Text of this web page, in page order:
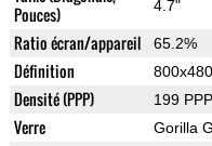
Pouces)
4.7"
Ratio écran/appareil 65.2%
Définition 800x480
Densité (PPP) 199 PPP
Verre Gorilla